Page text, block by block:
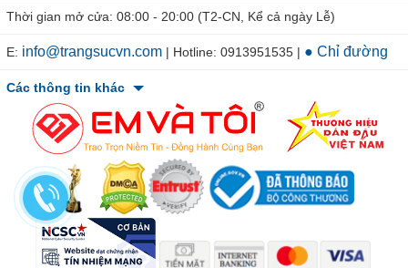
Thời gian mở cửa: 08:00 - 20:00 (T2-CN, Kể cả ngày Lễ)
E: info@trangsucvn.com | Hotline: 0913951535 | ● Chỉ đường
Các thông tin khác